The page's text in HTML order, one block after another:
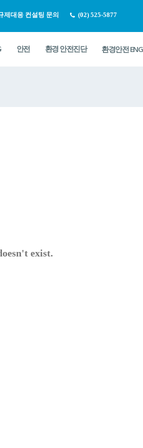
제대응 컨설팅 문의 (02) 525-5877
안전 환경 안전진단 환경안전 ENG
exist.